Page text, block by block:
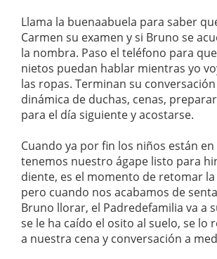
Llama la buenaabuela para saber
Carmen su examen y si Bruno se
la nombra. Paso el teléfono para
nietos puedan hablar mientras yo
las ropas. Terminan su
dinámica de duchas, cenas,
para el día siguiente y acostarse.
Cuando ya por fin los niños están en
tenemos nuestro ágape listo para
diente, es el momento de retomar
pero cuando nos acabamos de
Bruno llorar, el Padredefamilia va a
se le ha caído el osito al suelo, se lo
a nuestra cena y conversación a